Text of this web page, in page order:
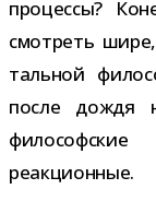
про­цессы?
смот­реть
таль­ной
после дождя
реакционные.